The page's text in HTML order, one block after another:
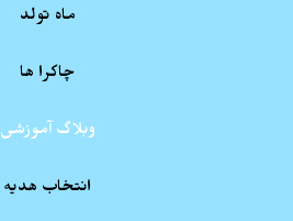
ماه تولد
چاکرا ها
وبلاگ آموزشی
انتخاب هدیه